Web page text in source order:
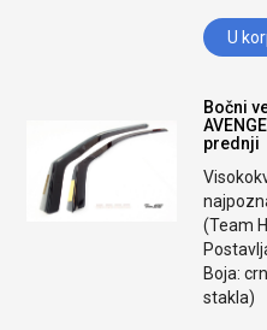
U
Bočni
prednji
(Team
Boja:
stakla)